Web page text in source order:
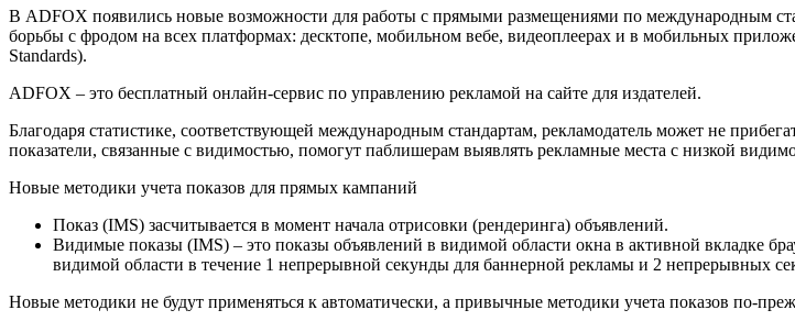
В ADFOX появились новые возможности для работы с прямыми размещениями по международным
борьбы с фродом на всех платформах: десктопе, мобильном вебе, видеоплеерах и в мобильных
Standards).
ADFOX – это бесплатный онлайн-сервис по управлению рекламой на сайте для издателей.
Благодаря статистике, соответствующей международным стандартам, рекламодатель может не
показатели, связанные с видимостью, помогут паблишерам выявлять рекламные места с низкой
Новые методики учета показов для прямых кампаний
Показ (IMS) засчитывается в момент начала отрисовки (рендеринга) объявлений.
Видимые показы (IMS) – это показы объявлений в видимой области окна в активной вкладке
видимой области в течение 1 непрерывной секунды для баннерной рекламы и 2 непрерывных
Новые методики не будут применяться к автоматически, а привычные методики учета показов по-